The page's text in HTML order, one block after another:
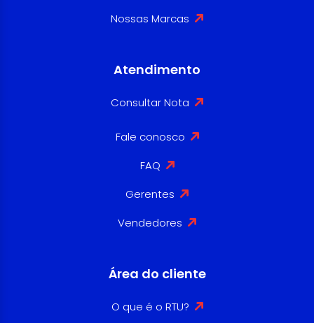
Nossas Marcas
Atendimento
Consultar Nota
Fale conosco
FAQ
Gerentes
Vendedores
Área do cliente
O que é o RTU?